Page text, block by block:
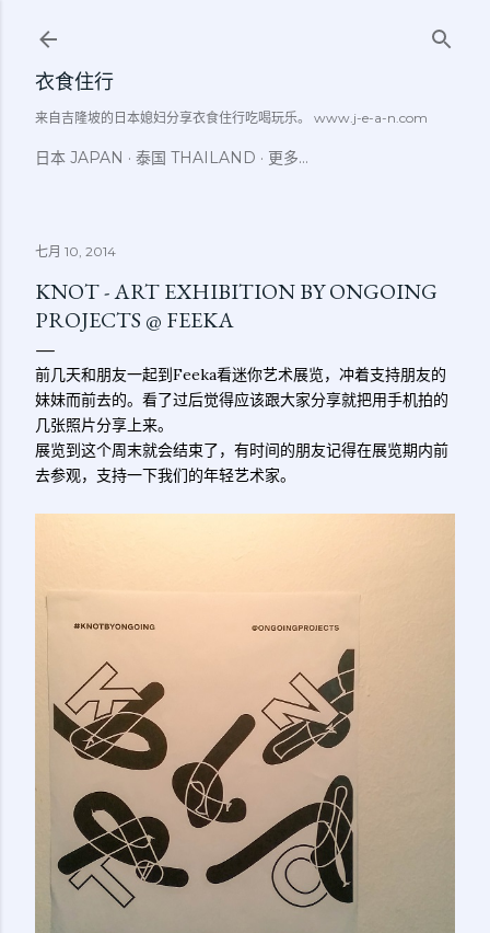
衣食住行
来自吉隆坡的日本媳妇分享衣食住行吃喝玩乐。 www.j-e-a-n.com
日本 JAPAN 泰国 THAILAND 更多…
七月 10, 2014
KNOT - ART EXHIBITION BY ONGOING
PROJECTS @ FEEKA
前几天和朋友一起到Feeka看迷你艺术展览，冲着支持朋友的
妹妹而前去的。看了过后觉得应该跟大家分享就把用手机拍的
几张照片分享上来。
展览到这个周末就会结束了，有时间的朋友记得在展览期内前
去参观，支持一下我们的年轻艺术家。